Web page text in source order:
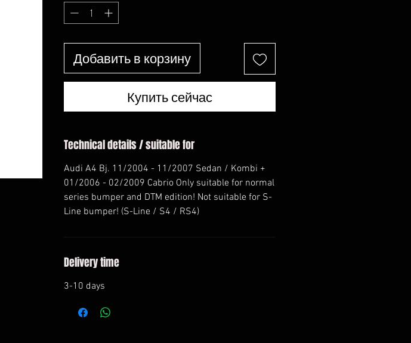
Добавить в корзину
Купить сейчас
Technical details / suitable for
Audi A4 Bj. 11/2004 - 11/2007 Sedan / Kombi +
01/2006 - 02/2009 Cabrio Only suitable for normal
series bumper and DTM edition! Not suitable for S-
Line bumper! (S-Line / S4 / RS4)
Delivery time
3-10 days